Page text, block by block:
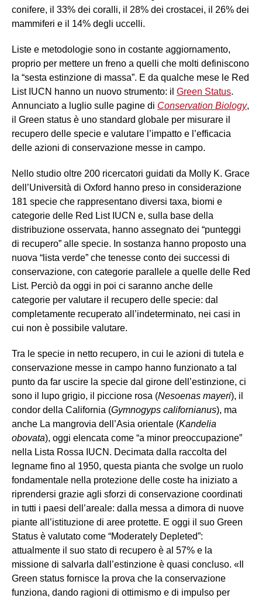
conifere, il 33% dei coralli, il 28% dei crostacei, il 26% dei
mammiferi e il 14% degli uccelli.
Liste e metodologie sono in costante aggiornamento,
proprio per mettere un freno a quelli che molti definiscono
la “sesta estinzione di massa”. E da qualche mese le Red
List IUCN hanno un nuovo strumento: il Green Status.
Annunciato a luglio sulle pagine di Conservation Biology,
il Green status è uno standard globale per misurare il
recupero delle specie e valutare l’impatto e l’efficacia
delle azioni di conservazione messe in campo.
Nello studio oltre 200 ricercatori guidati da Molly K. Grace
dell’Università di Oxford hanno preso in considerazione
181 specie che rappresentano diversi taxa, biomi e
categorie delle Red List IUCN e, sulla base della
distribuzione osservata, hanno assegnato dei “punteggi
di recupero” alle specie. In sostanza hanno proposto una
nuova “lista verde” che tenesse conto dei successi di
conservazione, con categorie parallele a quelle delle Red
List. Perciò da oggi in poi ci saranno anche delle
categorie per valutare il recupero delle specie: dal
completamente recuperato all’indeterminato, nei casi in
cui non è possibile valutare.
Tra le specie in netto recupero, in cui le azioni di tutela e
conservazione messe in campo hanno funzionato a tal
punto da far uscire la specie dal girone dell’estinzione, ci
sono il lupo grigio, il piccione rosa (Nesoenas mayeri), il
condor della California (Gymnogyps californianus), ma
anche La mangrovia dell’Asia orientale (Kandelia
obovata), oggi elencata come “a minor preoccupazione”
nella Lista Rossa IUCN. Decimata dalla raccolta del
legname fino al 1950, questa pianta che svolge un ruolo
fondamentale nella protezione delle coste ha iniziato a
riprendersi grazie agli sforzi di conservazione coordinati
in tutti i paesi dell’areale: dalla messa a dimora di nuove
piante all’istituzione di aree protette. E oggi il suo Green
Status è valutato come “Moderately Depleted”:
attualmente il suo stato di recupero è al 57% e la
missione di salvarla dall’estinzione è quasi concluso. «Il
Green status fornisce la prova che la conservazione
funziona, dando ragioni di ottimismo e di impulso per